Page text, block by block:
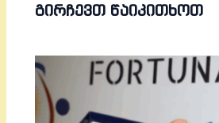
ᲒᲘᲠᲩᲔᲕᲗ ᲬᲐᲘᲙᲘᲗᲮᲝᲗ